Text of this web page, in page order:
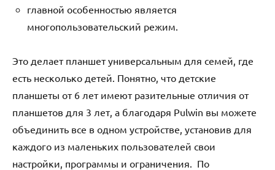
главной особенностью является
многопользовательский режим.
Это делает планшет универсальным для семей, где
есть несколько детей. Понятно, что детские
планшеты от 6 лет имеют разительные отличия от
планшетов для 3 лет, а благодаря Pulwin вы можете
объединить все в одном устройстве, установив для
каждого из маленьких пользователей свои
настройки, программы и ограничения. По